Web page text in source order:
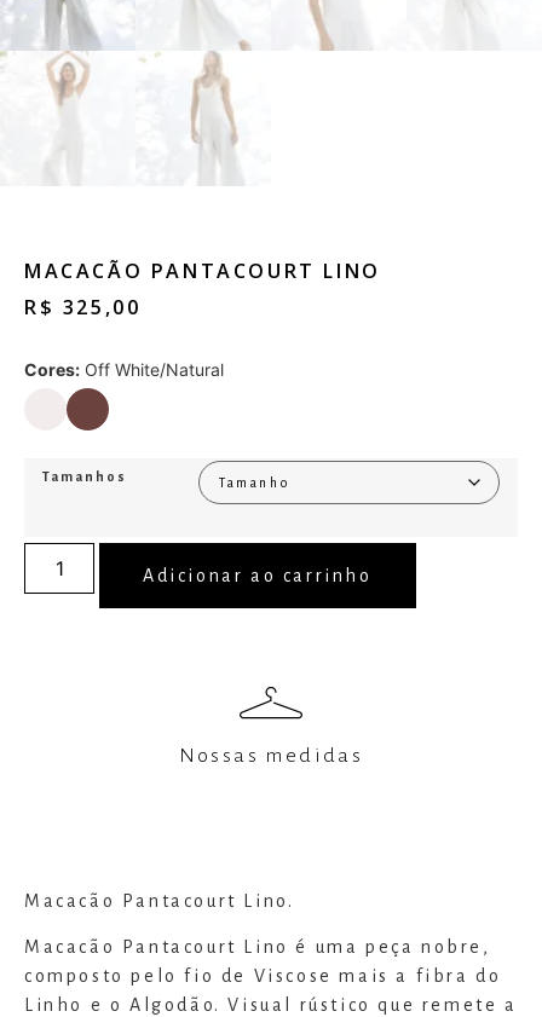
MACACÃO PANTACOURT LINO
R$ 325,00
Cores: Off White/Natural
Tamanhos
Adicionar ao carrinho
Nossas medidas
Macacão Pantacourt Lino.
Macacão Pantacourt Lino é uma peça nobre,
composto pelo fio de Viscose mais a fibra do
Linho e o Algodão. Visual rústico que remete a